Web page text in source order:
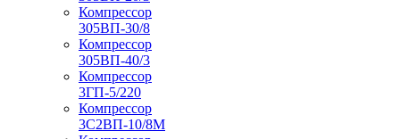
Компрессор
305ВП-30/8
Компрессор
305ВП-40/3
Компрессор
3ГП-5/220
Компрессор
3С2ВП-10/8М